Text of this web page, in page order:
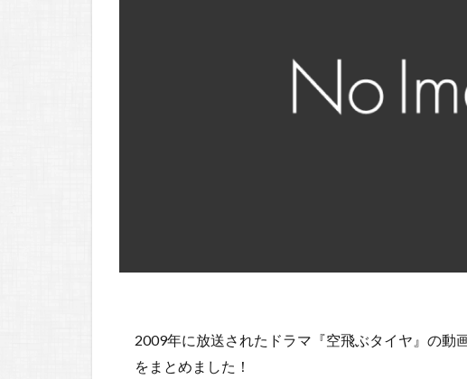
2009年に放送されたドラマ『空飛ぶタイヤ』の動
をまとめました！